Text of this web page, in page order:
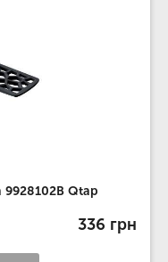
9928102B Qtap
336 грн